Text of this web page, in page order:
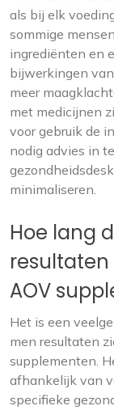
als bij elk
sommige
ingrediënten en
bijwerkingen
meer
met medicijnen
voor gebruik de
nodig advies in
minimaliseren.
Hoe lang
resultaten
AOV
Het is een
men resultaten
supplementen.
afhankelijk van
specifieke